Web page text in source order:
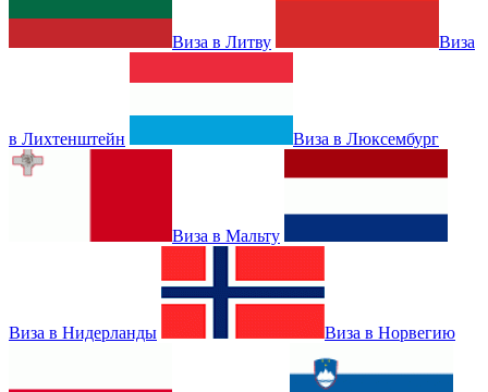
Виза в Литву Виза
в Лихтенштейн Виза в Люксембург
Виза в Мальту
Виза в Нидерланды Виза в Норвегию